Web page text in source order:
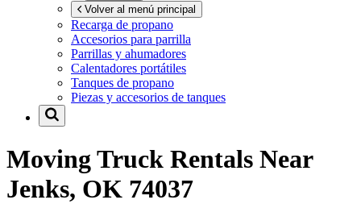
Volver al menú principal
Recarga de propano
Accesorios para parrilla
Parrillas y ahumadores
Calentadores portátiles
Tanques de propano
Piezas y accesorios de tanques
Moving Truck Rentals Near
Jenks, OK 74037